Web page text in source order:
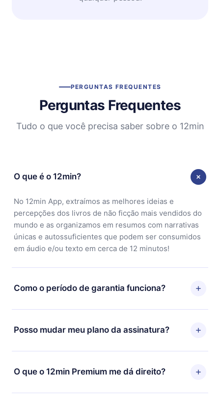
PERGUNTAS FREQUENTES
Perguntas Frequentes
Tudo o que você precisa saber sobre o 12min
O que é o 12min?
No 12min App, extraímos as melhores ideias e
percepções dos livros de não ficção mais vendidos do
mundo e as organizamos em resumos com narrativas
únicas e autossuficientes que podem ser consumidos
em áudio e/ou texto em cerca de 12 minutos!
Como o período de garantia funciona?
Você pode baixar nosso aplicativo e começar a
aproveitar nossa biblioteca. Se por algum motivo não
ficar satisfeito com nossa plataforma, basta entrar em
solicitar o reembolso do valor. Você receberá tudo que
Posso mudar meu plano da assinatura?
Sim, mas a mudança só se aplicará a partir do próximo
período de cobrança. Por exemplo, se você decidiu
mudar sua assinatura mensal para anual, após
O que o 12min Premium me dá direito?
O 12min Premium é um plano que te garante acesso a